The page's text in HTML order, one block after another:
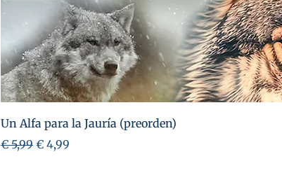
Un Alfa para la Jauría (preorden)
Preço normal
€ 5,99 Preço promocional
€ 4,99